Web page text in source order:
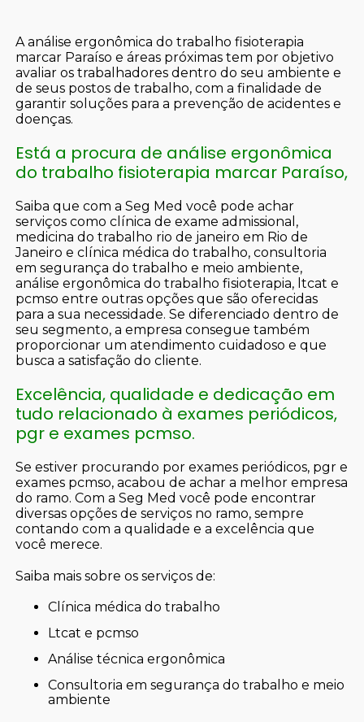
A análise ergonômica do trabalho fisioterapia
marcar Paraíso e áreas próximas tem por objetivo
avaliar os trabalhadores dentro do seu ambiente e
de seus postos de trabalho, com a finalidade de
garantir soluções para a prevenção de acidentes e
doenças.
Está a procura de análise ergonômica
do trabalho fisioterapia marcar Paraíso,
Saiba que com a Seg Med você pode achar
serviços como clínica de exame admissional,
medicina do trabalho rio de janeiro em Rio de
Janeiro e clínica médica do trabalho, consultoria
em segurança do trabalho e meio ambiente,
análise ergonômica do trabalho fisioterapia, ltcat e
pcmso entre outras opções que são oferecidas
para a sua necessidade. Se diferenciado dentro de
seu segmento, a empresa consegue também
proporcionar um atendimento cuidadoso e que
busca a satisfação do cliente.
Excelência, qualidade e dedicação em
tudo relacionado à exames periódicos,
pgr e exames pcmso.
Se estiver procurando por exames periódicos, pgr e
exames pcmso, acabou de achar a melhor empresa
do ramo. Com a Seg Med você pode encontrar
diversas opções de serviços no ramo, sempre
contando com a qualidade e a excelência que
você merece.
Saiba mais sobre os serviços de:
clínica médica do trabalho
ltcat e pcmso
análise técnica ergonômica
consultoria em segurança do trabalho e meio
ambiente